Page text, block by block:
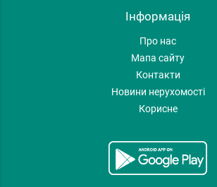
Інформація
Про нас
Мапа сайту
Контакти
Новини нерухомості
Корисне